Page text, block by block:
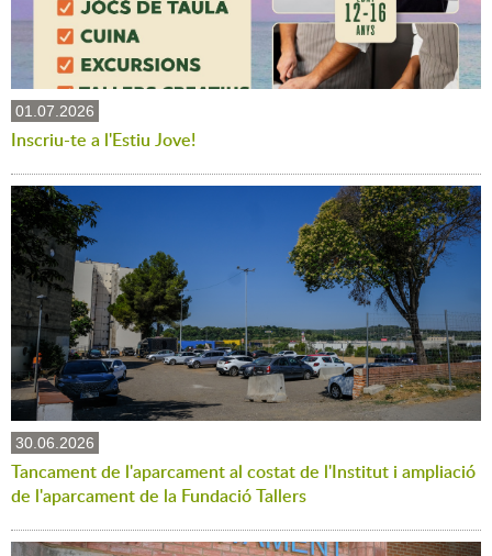
01.07.2026
Inscriu-te a l'Estiu Jove!
30.06.2026
Tancament de l'aparcament al costat de l'Institut i ampliació
de l'aparcament de la Fundació Tallers